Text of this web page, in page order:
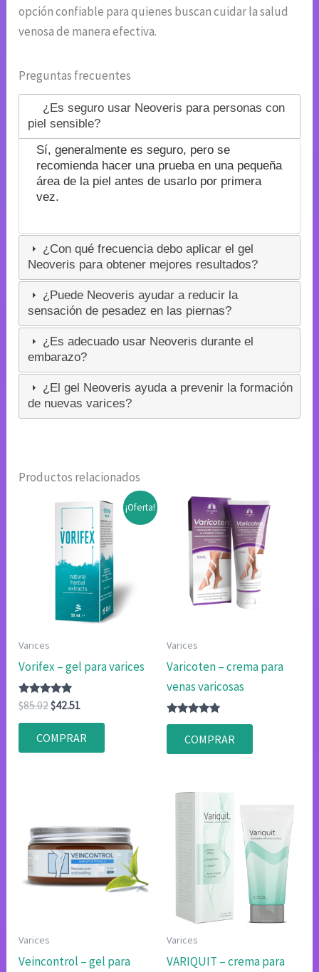
opción confiable para quienes buscan cuidar la salud
venosa de manera efectiva.
Preguntas frecuentes
¿Es seguro usar Neoveris para personas con
piel sensible?
Sí, generalmente es seguro, pero se
recomienda hacer una prueba en una pequeña
área de la piel antes de usarlo por primera
vez.
¿Con qué frecuencia debo aplicar el gel
Neoveris para obtener mejores resultados?
¿Puede Neoveris ayudar a reducir la
sensación de pesadez en las piernas?
¿Es adecuado usar Neoveris durante el
embarazo?
¿El gel Neoveris ayuda a prevenir la formación
de nuevas varices?
Productos relacionados
¡Oferta!
Varices
Vorifex – gel para varices
Valorado
con
4.80
de 5
$85.02El
original
era:
$42.51
actual
es:
COMPRAR
Varices
Varicoten – crema para
venas varicosas
Valorado
4.83
de 5
COMPRAR
Varices
Veincontrol – gel para
Varices
VARIQUIT – crema para